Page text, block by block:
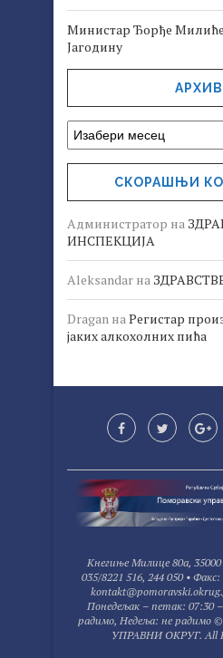
Министар Ђорђе
Јагодину
СКОРАШЊИ
Администратор на
ИНСПЕКЦИЈА
Aleksandar на
Dragan на Регистар
јаких алкохолних пића
Kнегиње Милице 80а, 35000
035/8221 516, 244 050 •
Понедељак – петак: 07:30
радимо, Недеља: не
УПРАВНИ ОКРУГ. All